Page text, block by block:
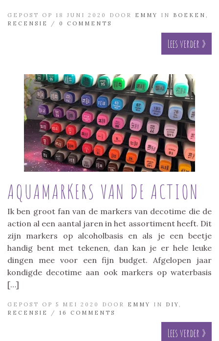
GEPOST OP 18 JUNI 2020 DOOR EMMY IN BOEKEN
RECENSIE
/ 0 COMMENTS
Lees verder »
AQUAMARKERS VAN DE ACTION
Ik ben groot fan van de markers van decotime die de
action al een aantal jaren in het assortiment heeft. Dit
zijn markers op alcoholbasis en als je een beetje
handig bent met tekenen, dan kan je er hele leuke
dingen mee voor een fijn budget. Afgelopen jaar
kondigde decotime aan ook markers op waterbasis
[…]
GEPOST OP 5 MEI 2020 DOOR EMMY IN DIY
RECENSIE
/ 16 COMMENTS
Lees verder »